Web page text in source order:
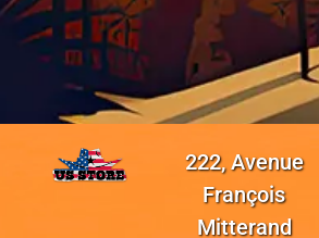
222, Avenue
François
Mitterand